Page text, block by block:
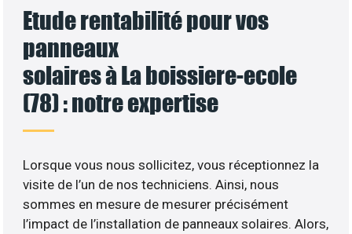
Etude rentabilité pour vos
panneaux
solaires à La boissiere-ecole
(78) : notre expertise
Lorsque vous nous sollicitez, vous réceptionnez la
visite de l’un de nos techniciens. Ainsi, nous
sommes en mesure de mesurer précisément
l’impact de l’installation de panneaux solaires. Alors,